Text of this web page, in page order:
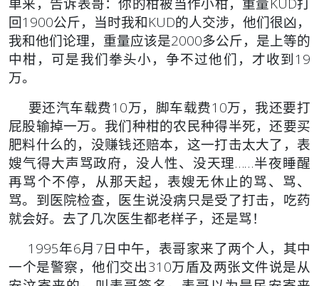
回1900公斤，当时我和KUD的人交涉，他们很凶，
我和他们论理，重量应该是2000多公斤，是上等的
中柑，可是我们拳头小，争不过他们，才收到19
万。
要还汽车载费10万，脚车载费10万，我还要打
屁股输掉一万。我们种柑的农民种得半死，还要买
肥料什么的，没赚钱还赔本，这一打击太大了，表
嫂气得大声骂政府，没人性、没天理……半夜睡醒
再骂个不停，从那天起，表嫂无休止的骂、骂、
骂。到医院检查，医生说没病只是受了打击，吃药
就会好。去了几次医生都老样子，还是骂！
1995年6月7日中午，表哥家来了两个人，其中
一个是警察，他们交出310万盾及两张文件说是从